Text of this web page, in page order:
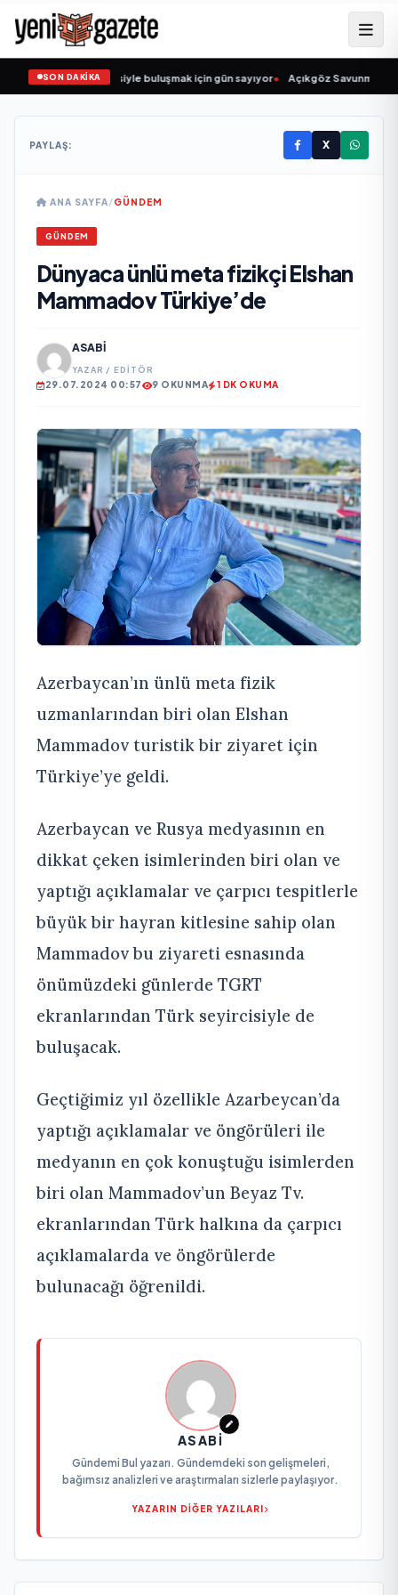
SON DAKİKA
Şarkıcısı” seyircisiyle buluşmak için gün sayıyor• Açıkgöz Savunma
PAYLAŞ: X
ANA SAYFA/GÜNDEM
GÜNDEM
Dünyaca ünlü meta fizikçi Elshan
Mammadov Türkiye’de
ASABI
YAZAR / EDITÖR
29.07.2024 00:57 9 OKUNMA 1 DK OKUMA
Azerbaycan’ın ünlü meta fizik
uzmanlarından biri olan Elshan
Mammadov turistik bir ziyaret için
Türkiye’ye geldi.
Azerbaycan ve Rusya medyasının en
dikkat çeken isimlerinden biri olan ve
yaptığı açıklamalar ve çarpıcı tespitlerle
büyük bir hayran kitlesine sahip olan
Mammadov bu ziyareti esnasında
önümüzdeki günlerde TGRT
ekranlarından Türk seyircisiyle de
buluşacak.
Geçtiğimiz yıl özellikle Azarbeycan’da
yaptığı açıklamalar ve öngörüleri ile
medyanın en çok konuştuğu isimlerden
biri olan Mammadov’un Beyaz Tv.
ekranlarından Türk halkına da çarpıcı
açıklamalarda ve öngörülerde
bulunacağı öğrenildi.
ASABI
Gündemi Bul yazarı. Gündemdeki son gelişmeleri,
bağımsız analizleri ve araştırmaları sizlerle paylaşıyor.
YAZARIN DİĞER YAZILARI